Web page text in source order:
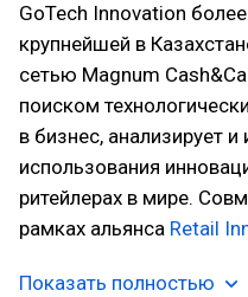
GoTech Innovation
крупнейшей в
сетью Magnum
поиском
в бизнес, анализирует и
использования
ритейлерах в мире.
рамках альянса Retail
Показать полностью